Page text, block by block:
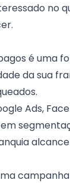
no
é uma
da sua
Ads,